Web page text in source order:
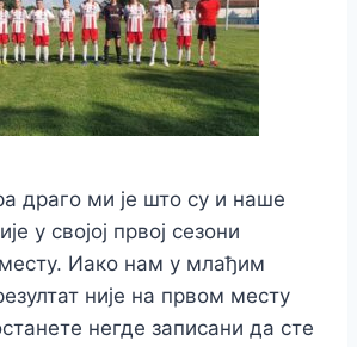
драго ми је што су и наше
у својој првој сезони
Иако нам у млађим
није на првом месту
негде записани да сте